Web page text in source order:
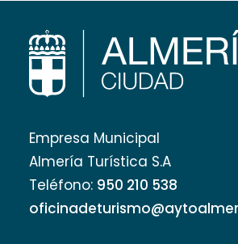
Empresa Municipal
Almería Turística S.A
Teléfono: 950 210 538